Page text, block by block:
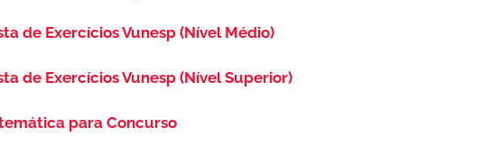
de Exercícios Vunesp (Nível Médio)
de Exercícios Vunesp (Nível Superior)
para Concurso